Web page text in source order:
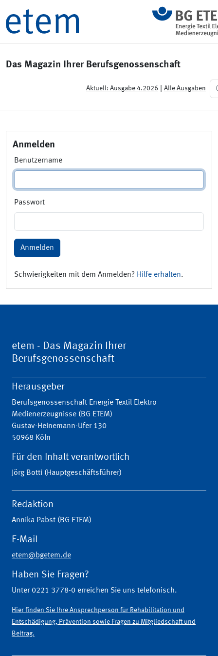
Das Magazin Ihrer Berufsgenossenschaft
Aktuell: Ausgabe 4.2026 Alle Ausgaben
Anmelden
Benutzername
Passwort
Anmelden
Schwierigkeiten mit dem Anmelden? Hilfe erhalten.
etem - Das Magazin Ihrer
Berufsgenossenschaft
Herausgeber
Berufsgenossenschaft Energie Textil Elektro
Medienerzeugnisse (BG ETEM)
Gustav-Heinemann-Ufer 130
50968 Köln
Für den Inhalt verantwortlich
Jörg Botti (Hauptgeschäftsführer)
Redaktion
Annika Pabst (BG ETEM)
E-Mail
etem@bgetem.de
Haben Sie Fragen?
Unter 0221 3778-0 erreichen Sie uns telefonisch.
Hier finden Sie Ihre Ansprechperson für Rehabilitation und
Entschädigung, Prävention sowie Fragen zu Mitgliedschaft und
Beitrag.